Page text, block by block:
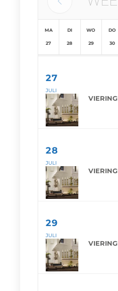
MA
27
DI
28
WO
29
DO
30
27
JULI
28
JULI
29
JULI